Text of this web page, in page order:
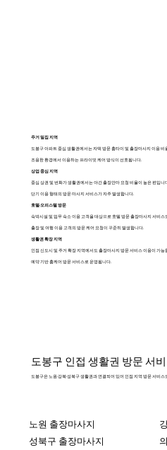
주거 밀집 지역
도봉구 아파트 중심 생활권에서는 자택 방문 홈타이 및 출장마사지 이용 비
조용한 환경에서 이용하는 프라이빗 케어 방식이 선호됩니다.
상업 중심 지역
중심 상권 및 번화가 생활권에서는 야간 출장안마 요청 비율이 높은 편입니
단기 이용 형태의 방문 마사지 서비스가 자주 발생합니다.
호텔·오피스텔 방문
숙박시설 및 업무 숙소 이용 고객을 대상으로 호텔 방문 출장마사지 서비스
출장 및 여행 이용 고객의 방문 케어 요청이 꾸준히 발생합니다.
생활권 확장 지역
인접 신도시 및 주거 확장 지역에서도 출장마사지 방문 서비스 이용이 가능
예약 기반 홈케어 방문 서비스로 운영됩니다.
도봉구 인접 생활권 방문 서
도봉구은 노원·강북·성북구 생활권과 연결되어 있어 인접 지역 방문 서비스
노원 출장마사지
성북구 출장마사지